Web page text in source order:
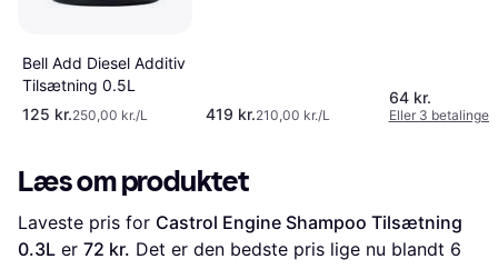
Bell Add Diesel Additiv
Tilsætning 0.5L
125 kr.250,00 kr./L 419 kr.210,00 kr./L
64 kr.
Eller 3 betalinger
Læs om produktet
Laveste pris for Castrol Engine Shampoo Tilsætning
0.3L er 72 kr. Det er den bedste pris lige nu blandt 6